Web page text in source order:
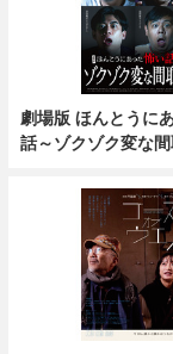
劇場版 ほんとうに
話～ゾクゾク変な間